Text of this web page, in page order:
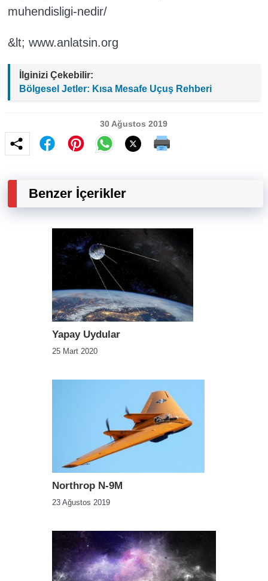
muhendisligi-nedir/
&lt; www.anlatsin.org
İlginizi Çekebilir:
Bölgesel Jetler: Kısa Mesafe Uçuş Rehberi
30 Ağustos 2019
Benzer İçerikler
Yapay Uydular
25 Mart 2020
Northrop N-9M
23 Ağustos 2019